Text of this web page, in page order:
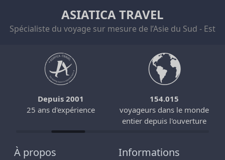
ASIATICA TRAVEL
Spécialiste du voyage sur mesure de l’Asie du Sud - Est
Depuis 2001
25 ans d'expérience
154.015
voyageurs dans le monde
entier depuis l'ouverture
À propos
Informations